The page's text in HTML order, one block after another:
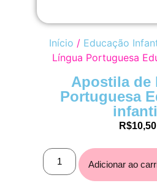
Início / Educação
Língua Portuguesa
Apostila de
Portuguesa
R$10,50
Adicionar ao